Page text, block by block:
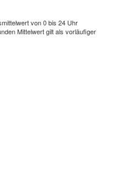
von 0 bis 24 Uhr
Mittelwert gilt als vorläufiger